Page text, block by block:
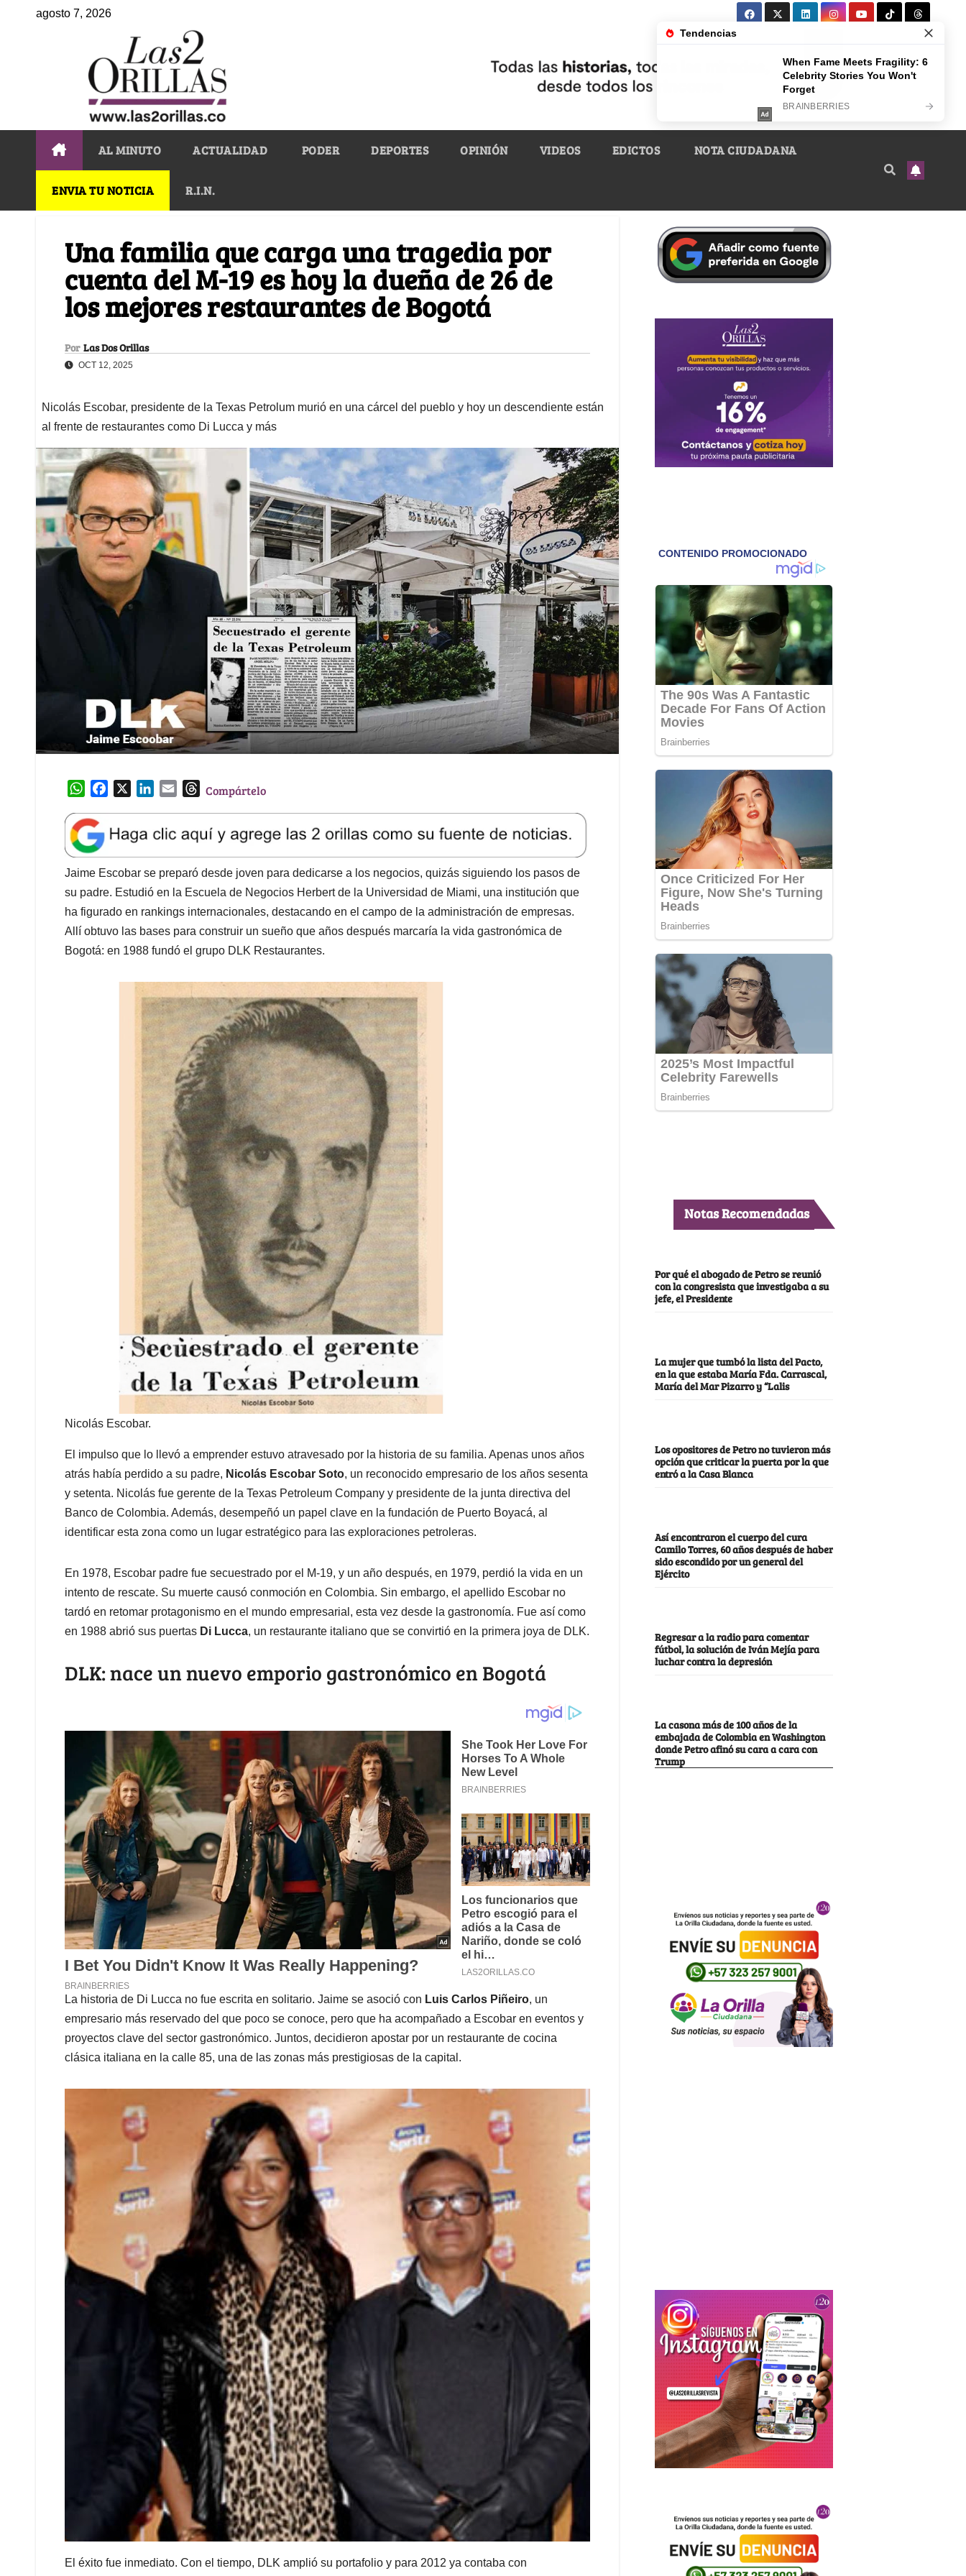
agosto 7, 2026
AL MINUTO ACTUALIDAD PODER DEPORTES OPINIÓN VIDEOS EDICTOS NOTA CIUDADANA
ENVIA TU NOTICIA R.I.N.
Una familia que carga una tragedia por
cuenta del M-19 es hoy la dueña de 26 de
los mejores restaurantes de Bogotá
Por Las Dos Orillas
OCT 12, 2025
Nicolás Escobar, presidente de la Texas Petrolum murió en una cárcel del pueblo y hoy un descendiente están
al frente de restaurantes como Di Lucca y más
W
a
t
s
A
p
p
e
b
o
o
k
k
e
d
I
n
l
T
e
a
d
s
Compártelo
Jaime Escobar se preparó desde joven para dedicarse a los negocios, quizás siguiendo los pasos de
su padre. Estudió en la Escuela de Negocios Herbert de la Universidad de Miami, una institución que
ha figurado en rankings internacionales, destacando en el campo de la administración de empresas.
Allí obtuvo las bases para construir un sueño que años después marcaría la vida gastronómica de
Bogotá: en 1988 fundó el grupo DLK Restaurantes.
Nicolás Escobar.
El impulso que lo llevó a emprender estuvo atravesado por la historia de su familia. Apenas unos años
atrás había perdido a su padre, Nicolás Escobar Soto, un reconocido empresario de los años sesenta
y setenta. Nicolás fue gerente de la Texas Petroleum Company y presidente de la junta directiva del
Banco de Colombia. Además, desempeñó un papel clave en la fundación de Puerto Boyacá, al
identificar esta zona como un lugar estratégico para las exploraciones petroleras.
En 1978, Escobar padre fue secuestrado por el M-19, y un año después, en 1979, perdió la vida en un
intento de rescate. Su muerte causó conmoción en Colombia. Sin embargo, el apellido Escobar no
tardó en retomar protagonismo en el mundo empresarial, esta vez desde la gastronomía. Fue así como
en 1988 abrió sus puertas Di Lucca, un restaurante italiano que se convirtió en la primera joya de DLK.
DLK: nace un nuevo emporio gastronómico en Bogotá
La historia de Di Lucca no fue escrita en solitario. Jaime se asoció con Luis Carlos Piñeiro, un
empresario más reservado del que poco se conoce, pero que ha acompañado a Escobar en eventos y
proyectos clave del sector gastronómico. Juntos, decidieron apostar por un restaurante de cocina
clásica italiana en la calle 85, una de las zonas más prestigiosas de la capital.
El éxito fue inmediato. Con el tiempo, DLK amplió su portafolio y para 2012 ya contaba con
Notas Recomendadas
Por qué el abogado de Petro se reunió
con la congresista que investigaba a su
jefe, el Presidente
La mujer que tumbó la lista del Pacto,
en la que estaba María Fda. Carrascal,
María del Mar Pizarro y “Lalis
Los opositores de Petro no tuvieron más
opción que criticar la puerta por la que
entró a la Casa Blanca
Así encontraron el cuerpo del cura
Camilo Torres, 60 años después de haber
sido escondido por un general del
Ejército
Regresar a la radio para comentar
fútbol, la solución de Iván Mejía para
luchar contra la depresión
La casona más de 100 años de la
embajada de Colombia en Washington
donde Petro afinó su cara a cara con
Trump